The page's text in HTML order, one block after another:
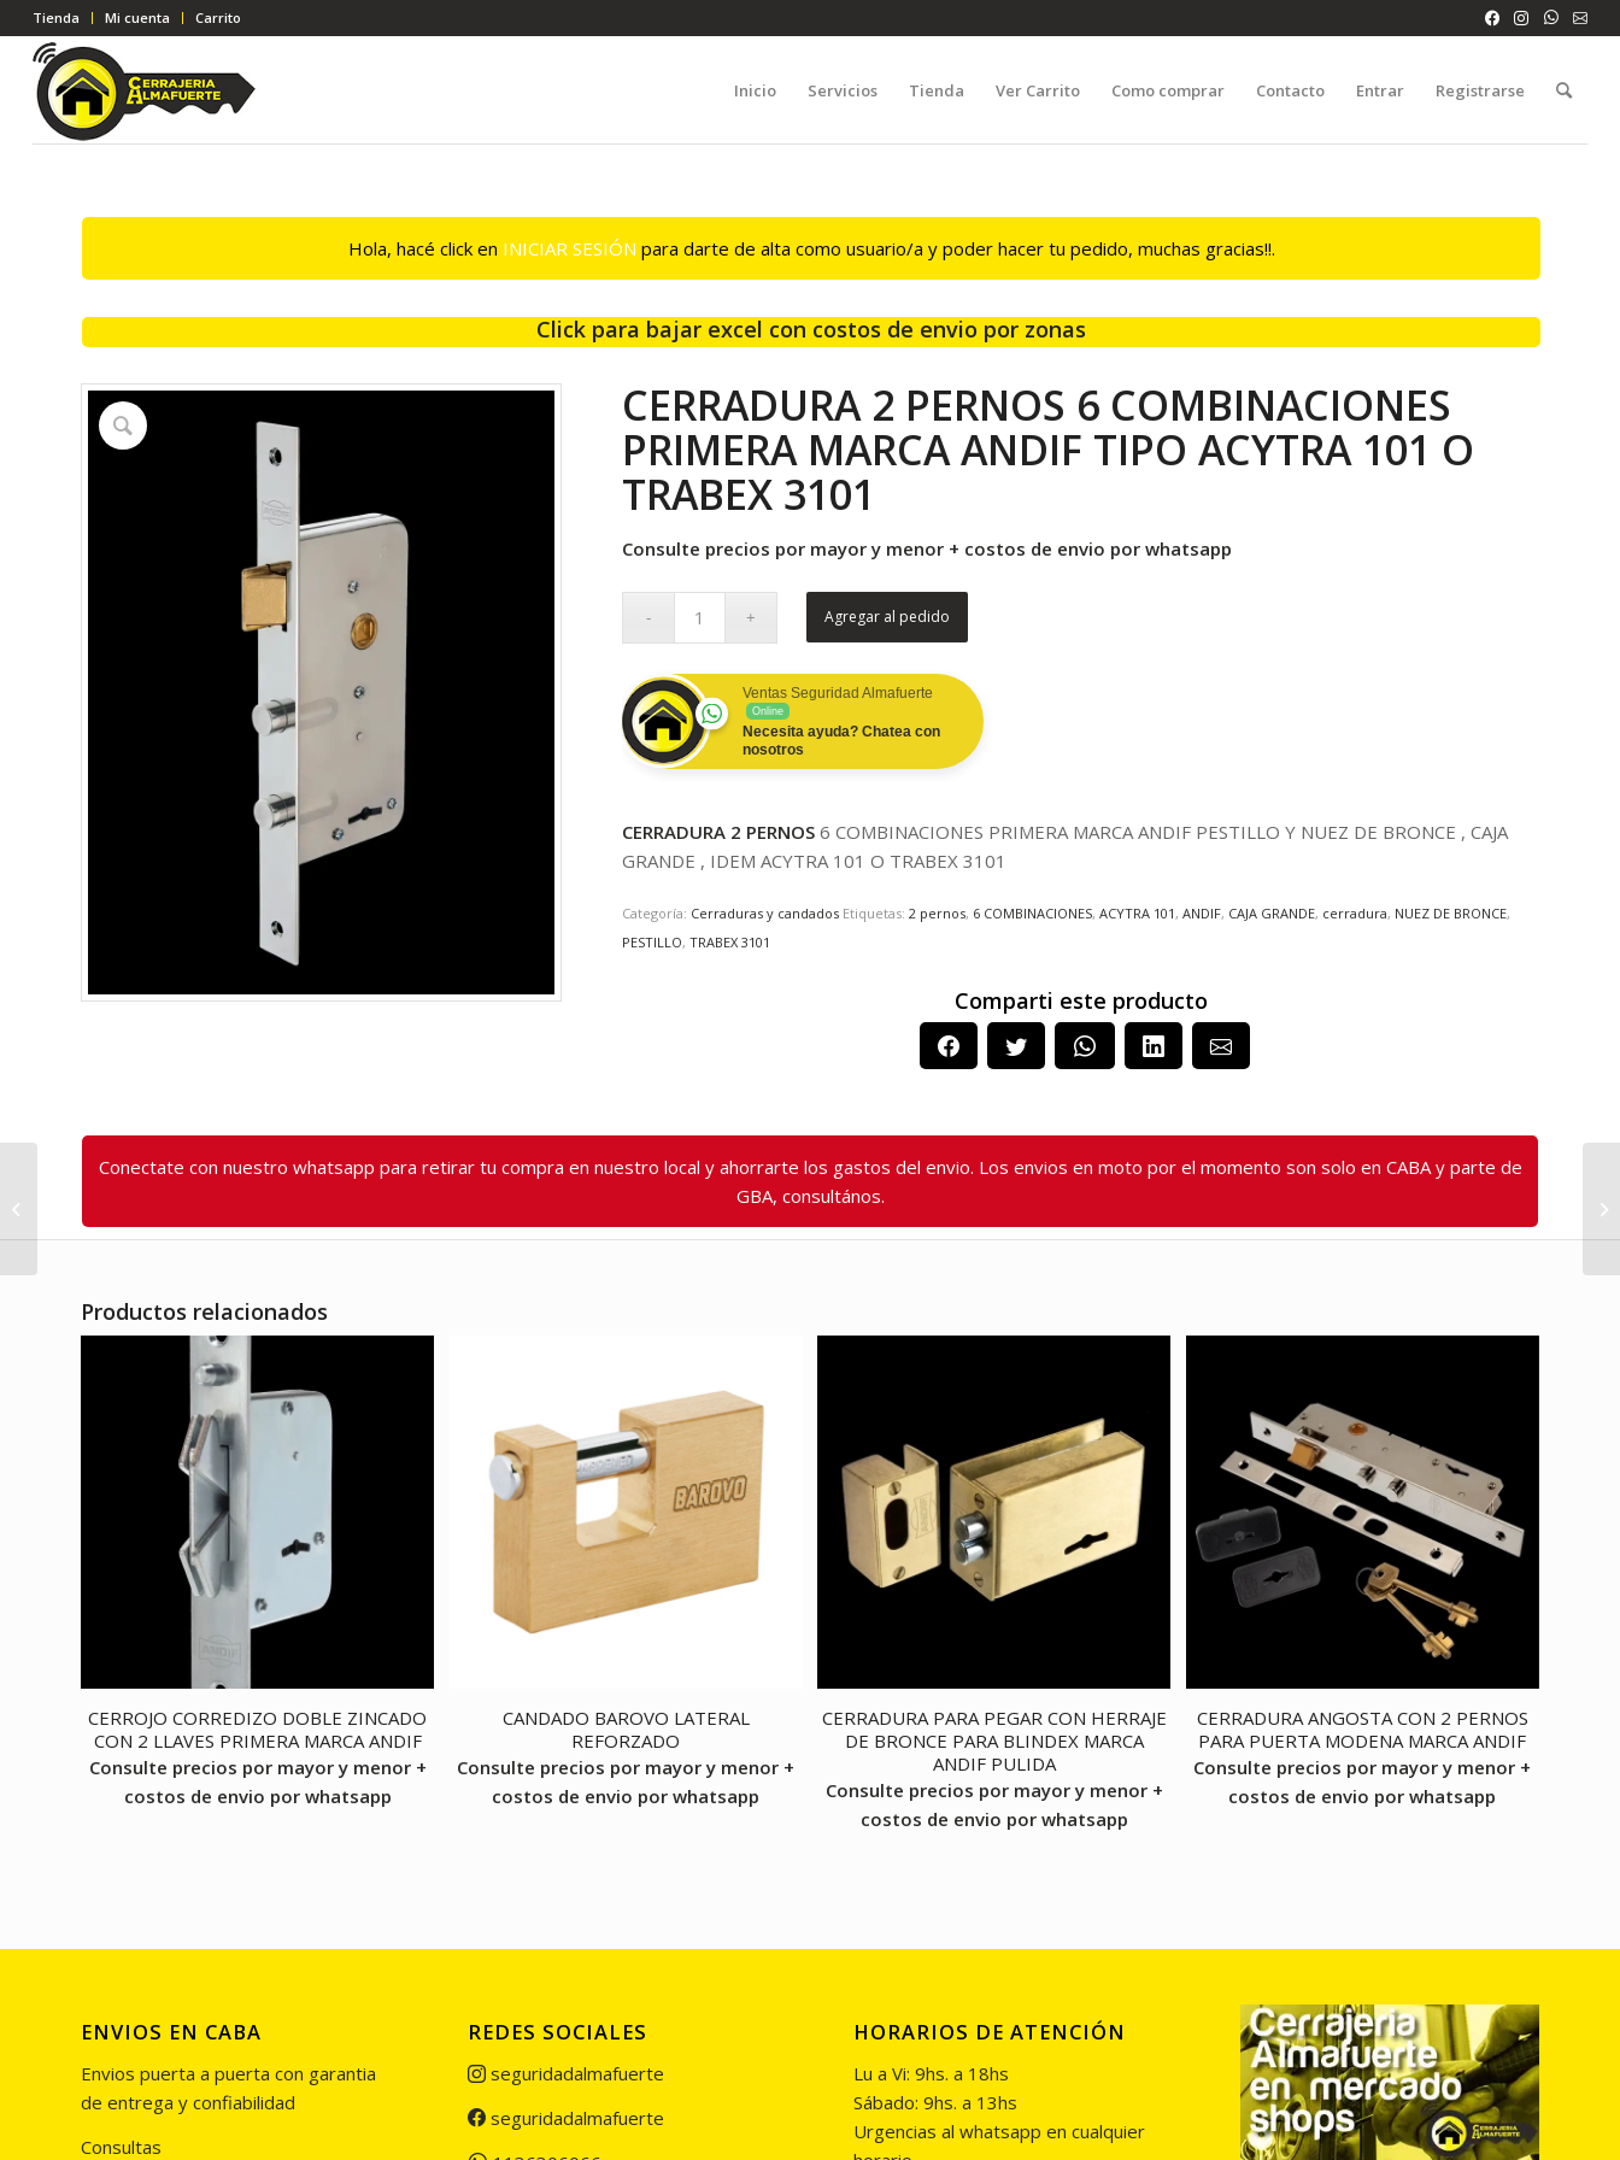
Tienda Mi cuenta Carrito
Inicio Servicios Tienda Ver Carrito Como comprar Contacto Entrar Registrarse
Hola, hacé click en INICIAR SESIÓN para darte de alta como usuario/a y poder hacer tu pedido, muchas gracias!!.
Click para bajar excel con costos de envio por zonas
CERRADURA 2 PERNOS 6 COMBINACIONES
PRIMERA MARCA ANDIF TIPO ACYTRA 101 O
TRABEX 3101
Consulte precios por mayor y menor + costos de envio por whatsapp
Agregar al pedido
Ventas Seguridad Almafuerte
Online
Necesita ayuda? Chatea con
nosotros
CERRADURA 2 PERNOS 6 COMBINACIONES PRIMERA MARCA ANDIF PESTILLO Y NUEZ DE BRONCE , CAJA
GRANDE , IDEM ACYTRA 101 O TRABEX 3101
Categoría: Cerraduras y candados Etiquetas:2 pernos, 6 COMBINACIONES,ACYTRA 101,ANDIF, CAJA GRANDE, cerradura, NUEZ DE BRONCE,
PESTILLO,TRABEX 3101
Comparti este producto
Conectate con nuestro whatsapp para retirar tu compra en nuestro local y ahorrarte los gastos del envio. Los envios en moto por el momento son solo en CABA y parte de
GBA, consultános.
Productos relacionados
CERROJO CORREDIZO DOBLE ZINCADO
CON 2 LLAVES PRIMERA MARCA ANDIF
Consulte precios por mayor y menor +
costos de envio por whatsapp
CANDADO BAROVO LATERAL
REFORZADO
Consulte precios por mayor y menor +
costos de envio por whatsapp
CERRADURA PARA PEGAR CON HERRAJE
DE BRONCE PARA BLINDEX MARCA
ANDIF PULIDA
Consulte precios por mayor y menor +
costos de envio por whatsapp
CERRADURA ANGOSTA CON 2 PERNOS
PARA PUERTA MODENA MARCA ANDIF
Consulte precios por mayor y menor +
costos de envio por whatsapp
ENVIOS EN CABA
Envios puerta a puerta con garantia
de entrega y confiabilidad
Consultas
REDES SOCIALES
seguridadalmafuerte
seguridadalmafuerte
HORARIOS DE ATENCIÓN
Lu a Vi: 9hs. a 18hs
Sábado: 9hs. a 13hs
Urgencias al whatsapp en cualquier
BILLETES PORTÁTIL